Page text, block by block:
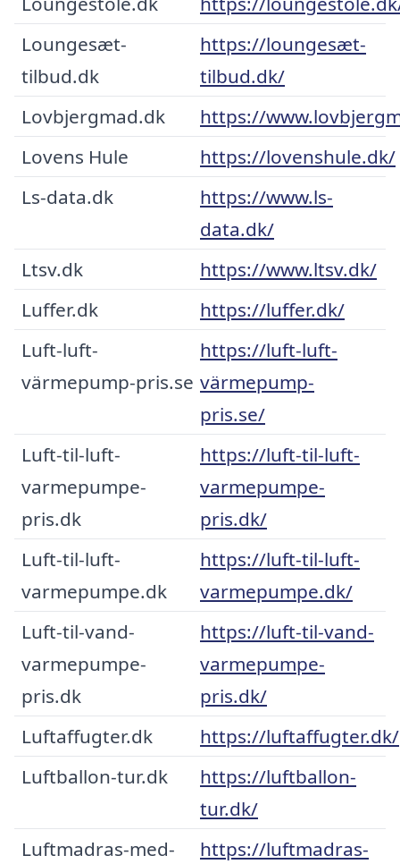
Loungesæt-
tilbud.dk
https://loungesæt-
tilbud.dk/
Lovbjergmad.dk
https://
Lovens Hule
https://lovenshule.dk/
Ls-data.dk
https://www.ls-
data.dk/
Ltsv.dk
https://www.ltsv.dk/
Luffer.dk
https://luffer.dk/
Luft-luft-
värmepump-pris.se
https://luft-luft-
värmepump-
pris.se/
Luft-til-luft-
varmepumpe-
pris.dk
https://luft-til-luft-
varmepumpe-
pris.dk/
Luft-til-luft-
varmepumpe.dk
https://luft-til-luft-
varmepumpe.dk/
Luft-til-vand-
varmepumpe-
pris.dk
https://luft-til-vand-
varmepumpe-
pris.dk/
Luftaffugter.dk
https://luftaffugter.dk/
Luftballon-tur.dk
https://luftballon-
tur.dk/
Luftmadras-med-
https://luftmadras-